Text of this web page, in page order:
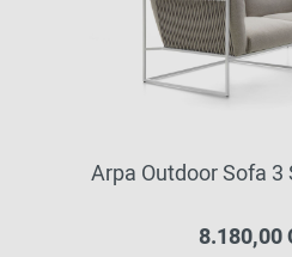
Arpa Outdoor Sofa
8.180,00